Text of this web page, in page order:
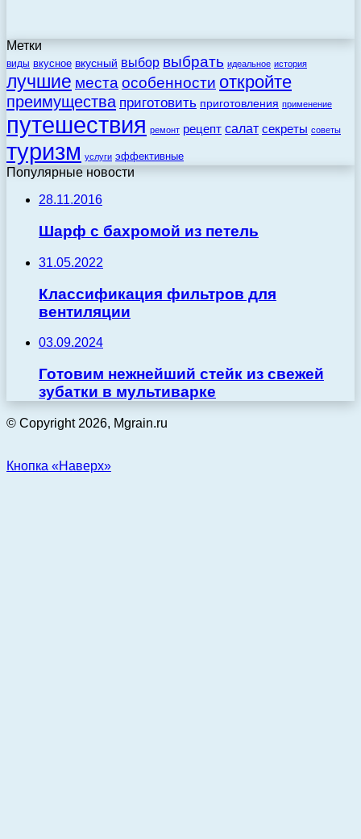
Метки
виды вкусное вкусный выбор выбрать идеальное история
лучшие местаособенности откройте
преимущества приготовить приготовления применение
путешествия ремонт рецепт салат секреты советы
туризм услуги эффективные
Популярные новости
28.11.2016
Шарф с бахромой из петель
31.05.2022
Классификация фильтров для
вентиляции
03.09.2024
Готовим нежнейший стейк из свежей
зубатки в мультиварке
© Copyright 2026, Mgrain.ru
Кнопка «Наверх»